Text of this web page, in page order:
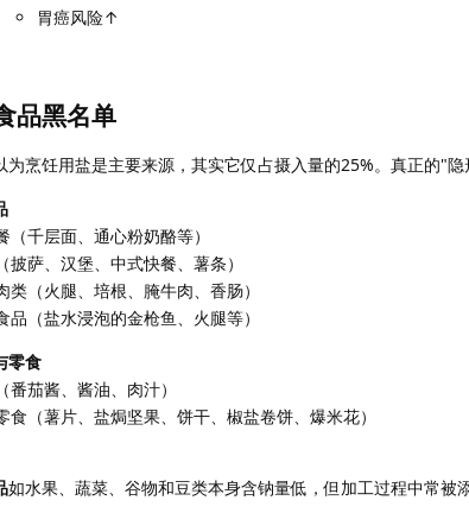
胃癌风险↑
品黑名单
为烹饪用盐是主要来源，其实它仅占摄入量的25%。真正的"隐
（千层面、通心粉奶酪等）
披萨、汉堡、中式快餐、薯条）
类（火腿、培根、腌牛肉、香肠）
品（盐水浸泡的金枪鱼、火腿等）
零食
番茄酱、酱油、肉汁）
食（薯片、盐焗坚果、饼干、椒盐卷饼、爆米花）
如水果、蔬菜、谷物和豆类本身含钠量低，但加工过程中常被